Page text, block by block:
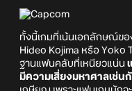
ทั้งนี้เกมที่เน้นเอกลักษณ์ข
Hideo Kojima หรือ Yoko
ฐานแฟนคลับที่เหนียวแน่น
มีความเสี่ยงมหาศาลเช่น